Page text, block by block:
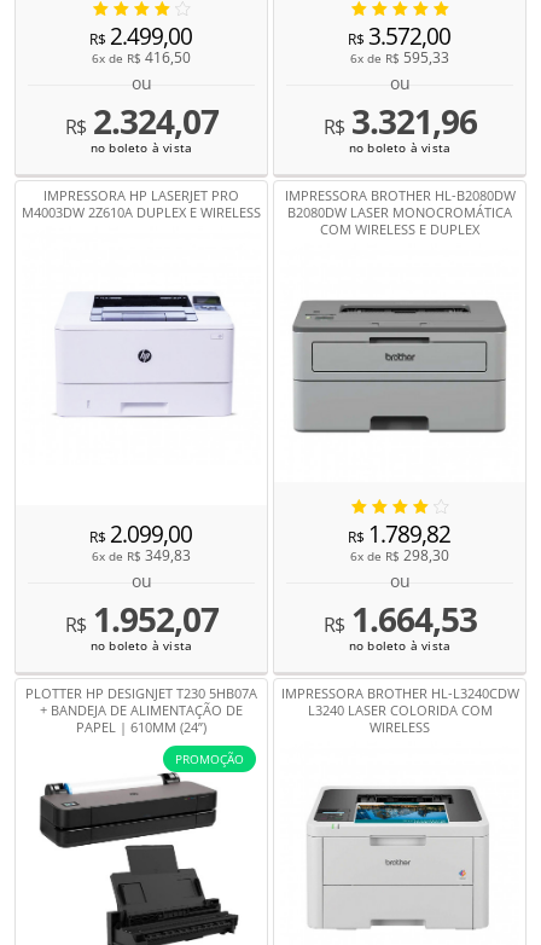
R$2.499,00
6x de R$ 416,50
ou
R$2.324,07
no boleto à vista
R$3.572,00
6x de R$ 595,33
ou
R$3.321,96
no boleto à vista
IMPRESSORA HP LASERJET PRO
M4003DW 2Z610A DUPLEX E WIRELESS
R$2.099,00
6x de R$ 349,83
ou
R$1.952,07
no boleto à vista
IMPRESSORA BROTHER HL-B2080DW
B2080DW LASER MONOCROMÁTICA
COM WIRELESS E DUPLEX
R$1.789,82
6x de R$ 298,30
ou
R$1.664,53
no boleto à vista
PLOTTER HP DESIGNJET T230 5HB07A
+ BANDEJA DE ALIMENTAÇÃO DE
PAPEL | 610MM (24”)
PROMOÇÃO
IMPRESSORA BROTHER HL-L3240CDW
L3240 LASER COLORIDA COM
WIRELESS